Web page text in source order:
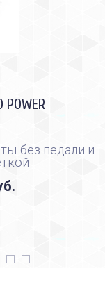
без педали и